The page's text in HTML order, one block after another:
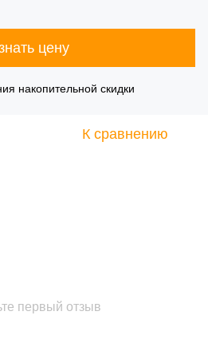
цену
накопительной скидки
К сравнению
первый отзыв